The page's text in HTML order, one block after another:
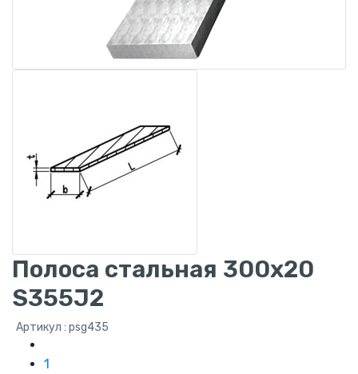
Полоса стальная 300х20
S355J2
Артикул : psg435
1